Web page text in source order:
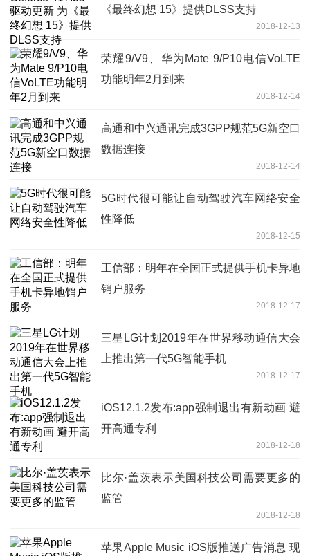
《最终幻想 15》提供DLSS支持
2018-12-13
荣耀9/V9、华为Mate 9/P10电信VoLTE
功能明年2月到来
2018-12-14
高通和中兴通讯完成3GPP规范5G新空口
数据连接
2018-12-14
5G时代很可能让自动驾驶汽车网络安全
性降低
2018-12-15
工信部：明年在全国正式提供手机卡异地
销户服务
2018-12-17
三星LG计划2019年在世界移动通信大会
上推出第一代5G智能手机
2018-12-17
iOS12.1.2发布:app强制退出有新动画 避
开高通专利
2018-12-18
比尔·盖茨表示美国科技公司需要更多的
监管
2018-12-18
苹果Apple Music iOS版推送广告消息 现